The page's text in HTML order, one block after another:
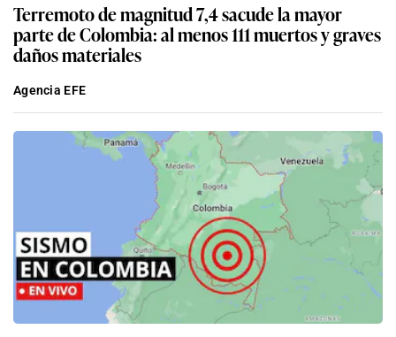
Terremoto de magnitud 7,4 sacude la mayor
parte de Colombia: al menos 111 muertos y graves
daños materiales
Agencia EFE